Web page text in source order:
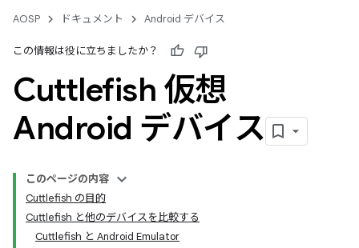
AOSP ドキュメント Android デバイス
この情報は役に立ちましたか？
Cuttlefish 仮想
Android デバイス
このページの内容
Cuttlefish の目的
Cuttlefish と他のデバイスを比較する
Cuttlefish と Android Emulator